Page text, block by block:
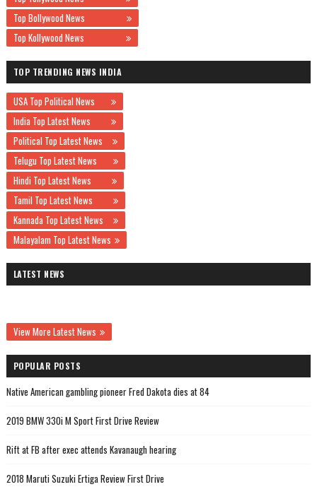
Top Bollywood News
Top Kollywood News
TOP TRENDING NEWS INDIA
USA Top Political News
India Top Latest News
Political Top Latest News
Telugu Top Latest News
Hindi Top Latest News
Tamil Top Latest News
Kannada Top Latest News
Malayalam Top Latest News
LATEST NEWS
View More Latest News
POPULAR POSTS
Native American gambling pioneer Fred Dakota dies at 84
2019 BMW 330i M Sport First Drive Review
Rift at FB after exec attends Kavanaugh hearing
2018 Maruti Suzuki Ertiga Review First Drive